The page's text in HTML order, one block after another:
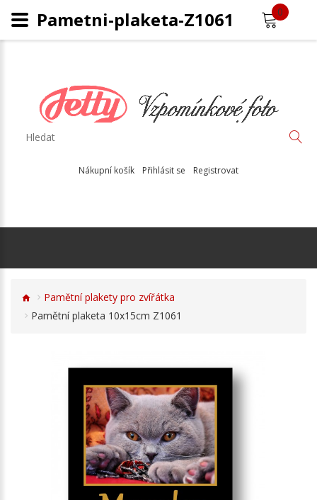
Nákupní košík Přihlásit se Registrovat
0
Pamětní plakety pro zvířátka
Pamětní plaketa 10x15cm Z1061
Pametni-plaketa-Z1061